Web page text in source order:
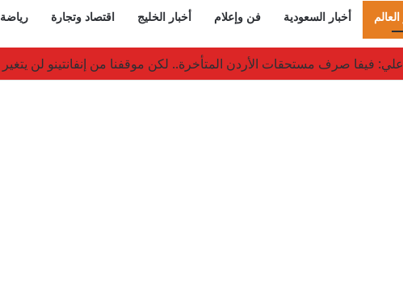
العالم أخبار السعودية فن وإعلام أخبار الخليج اقتصاد وتجارة رياضة
في شهداء القوات المسلحة اليمنية الأبطال نتيجة الهجوم الحوثي الغادر